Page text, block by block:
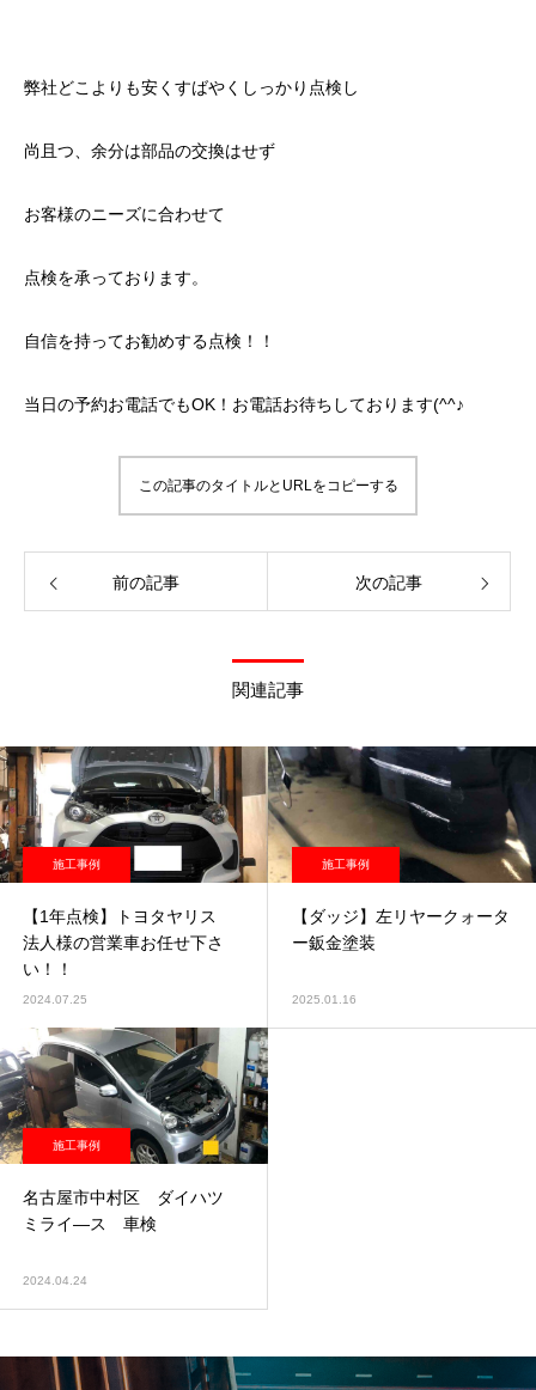
弊社どこよりも安くすばやくしっかり点検し
尚且つ、余分は部品の交換はせず
お客様のニーズに合わせて
点検を承っております。
自信を持ってお勧めする点検！！
当日の予約お電話でもOK！お電話お待ちしております(^^♪
この記事のタイトルとURLをコピーする
前の記事 次の記事
関連記事
施工事例
【1年点検】トヨタヤリス
法人様の営業車お任せ下さ
い！！
2024.07.25
施工事例
【ダッジ】左リヤークォータ
ー鈑金塗装
2025.01.16
施工事例
名古屋市中村区 ダイハツ
ミライ―ス 車検
2024.04.24